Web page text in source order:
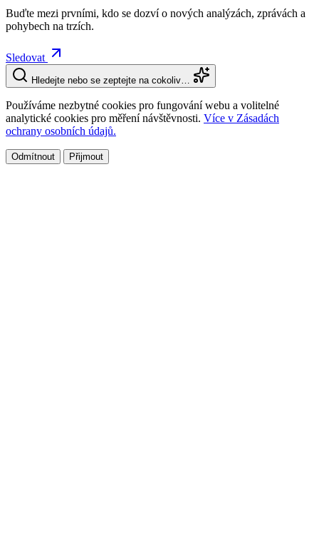
Buďte mezi prvními, kdo se dozví o nových analýzách, zprávách a
pohybech na trzích.
Sledovat
Hledejte nebo se zeptejte na cokoliv…
Používáme nezbytné cookies pro fungování webu a volitelné
analytické cookies pro měření návštěvnosti. Více v Zásadách
ochrany osobních údajů.
Odmítnout Přijmout